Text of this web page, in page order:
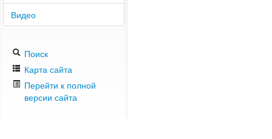
Видео
Поиск
Карта сайта
Перейти к полной
версии сайта